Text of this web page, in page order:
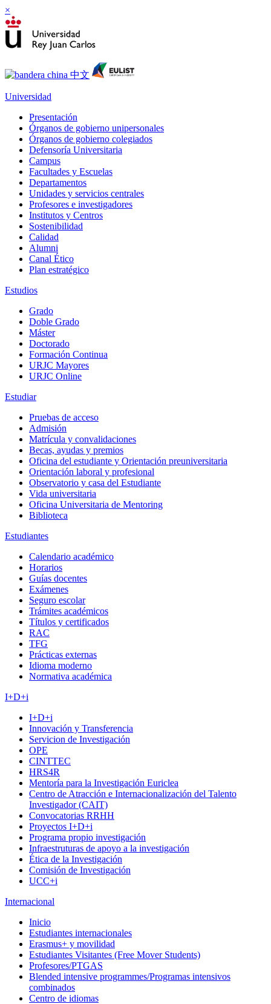
×
Universidad
Presentación
Órganos de gobierno unipersonales
Órganos de gobierno colegiados
Defensoría Universitaria
Campus
Facultades y Escuelas
Departamentos
Unidades y servicios centrales
Profesores e investigadores
Institutos y Centros
Sostenibilidad
Calidad
Alumni
Canal Ético
Plan estratégico
Estudios
Grado
Doble Grado
Máster
Doctorado
Formación Continua
URJC Mayores
URJC Online
Estudiar
Pruebas de acceso
Admisión
Matrícula y convalidaciones
Becas, ayudas y premios
Oficina del estudiante y Orientación preuniversitaria
Orientación laboral y profesional
Observatorio y casa del Estudiante
Vida universitaria
Oficina Universitaria de Mentoring
Biblioteca
Estudiantes
Calendario académico
Horarios
Guías docentes
Exámenes
Seguro escolar
Trámites académicos
Títulos y certificados
RAC
TFG
Prácticas externas
Idioma moderno
Normativa académica
I+D+i
I+D+i
Innovación y Transferencia
Servicion de Investigación
OPE
CINTTEC
HRS4R
Mentoría para la Investigación Euriclea
Centro de Atracción e Internacionalización del Talento
Investigador (CAIT)
Convocatorias RRHH
Proyectos I+D+i
Programa propio investigación
Infraestruturas de apoyo a la investigación
Ética de la Investigación
Comisión de Investigación
UCC+i
Internacional
Inicio
Estudiantes internacionales
Erasmus+ y movilidad
Estudiantes Visitantes (Free Mover Students)
Profesores/PTGAS
Blended intensive programmes/Programas intensivos
combinados
Centro de idiomas